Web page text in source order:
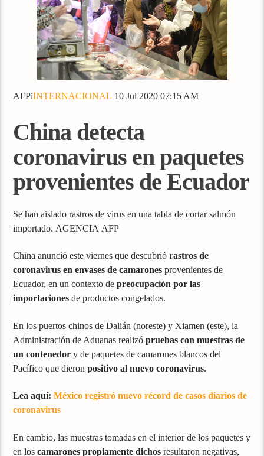
AFPiINTERNACIONAL 10 Jul 2020 07:15 AM
China detecta
coronavirus en paquetes
provenientes de Ecuador
Se han aislado rastros de virus en una tabla de cortar salmón
importado. AGENCIA AFP
China anunció este viernes que descubriórastros de
coronavirus en envases de camaronesprovenientes de
Ecuador, en un contexto depreocupación por las
importaciones de productos congelados.
En los puertos chinos de Dalián (noreste) y Xiamen (este), la
Administración de Aduanas realizópruebas con muestras de
un contenedory de paquetes de camarones blancos del
Pacífico que dieronpositivo al nuevo coronavirus.
Lea aquí:México registró nuevo récord de casos diarios de
coronavirus
En cambio, las muestras tomadas en el interior de los paquetes y
en los camarones propiamente dichosresultaron negativas,